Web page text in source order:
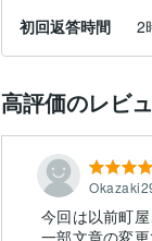
初回返答時間
2
高評価のレビ
今回は以前町屋
一部文章の変更